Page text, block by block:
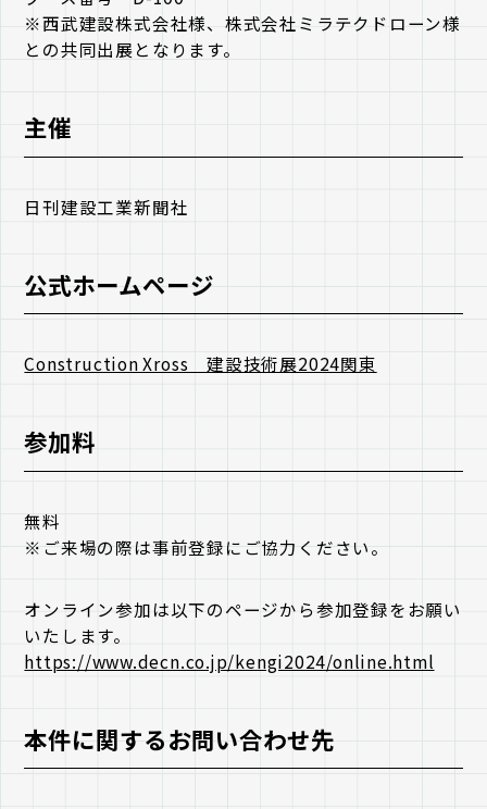
※西武建設株式会社様、株式会社ミラテクドローン様
との共同出展となります。
主催
日刊建設工業新聞社
公式ホームページ
Construction Xross 建設技術展2024関東
参加料
無料
※ご来場の際は事前登録にご協力ください。
オンライン参加は以下のページから参加登録をお願い
いたします。
https://www.decn.co.jp/kengi2024/online.html
本件に関するお問い合わせ先